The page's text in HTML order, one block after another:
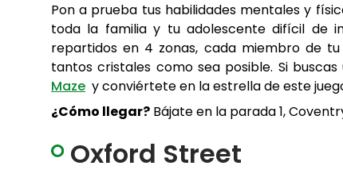
Pon a prueba tus habilidades mentales y
toda la familia y tu adolescente difícil de
repartidos en 4 zonas, cada miembro de
tantos cristales como sea posible. Si
Maze y conviértete en la estrella de este
¿Cómo llegar? Bájate en la parada 1,
Oxford Street